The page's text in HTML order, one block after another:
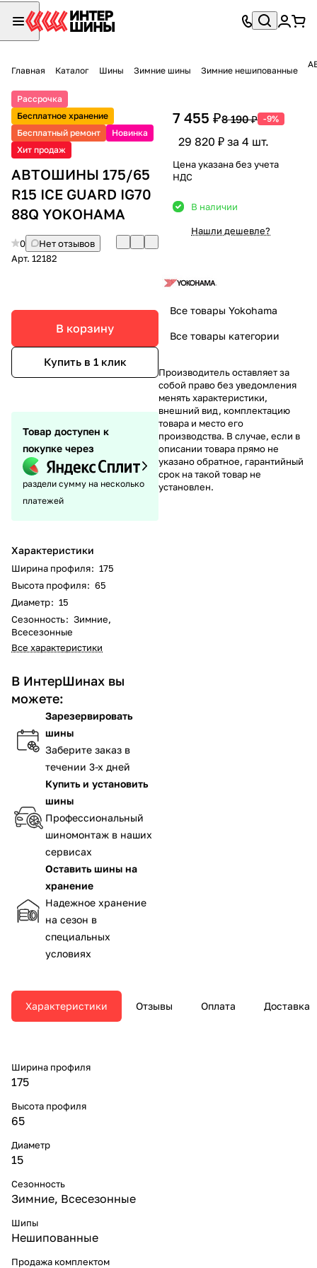
Главная Каталог Шины Зимние шины Зимние нешипованные
Рассрочка
Бесплатное хранение
Бесплатный ремонт
Новинка
Хит продаж
АВТОШИНЫ 175/65
R15 ICE GUARD IG70
88Q YOKOHAMA
0
Нет отзывов
Арт. 12182
В корзину
Купить в 1 клик
Товар доступен к
покупке через
раздели сумму на несколько
платежей
Характеристики
Ширина профиля: 175
Высота профиля: 65
Диаметр: 15
Сезонность: Зимние,
Всесезонные
Все характеристики
В ИнтерШинах вы
можете:
Зарезервировать
шины
Заберите заказ в
течении 3-х дней
Купить и установить
шины
Профессиональный
шиномонтаж в наших
сервисах
Оставить шины на
хранение
Надежное хранение
на сезон в
специальных
условиях
7 455 ₽8 190 ₽ -9%
29 820 ₽ за 4 шт.
Цена указана без учета
НДС
В наличии
Нашли дешевле?
Все товары Yokohama
Все товары категории
Производитель оставляет за
собой право без уведомления
менять характеристики,
внешний вид, комплектацию
товара и место его
производства. В случае, если в
описании товара прямо не
указано обратное, гарантийный
срок на такой товар не
установлен.
Характеристики Отзывы Оплата Доставка
Ширина профиля
175
Высота профиля
65
Диаметр
15
Сезонность
Зимние, Всесезонные
Шипы
Нешипованные
Продажа комплектом